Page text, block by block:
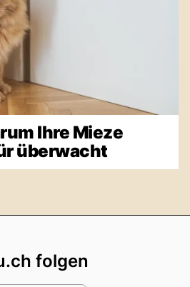
Ihre Mieze
überwacht
folgen